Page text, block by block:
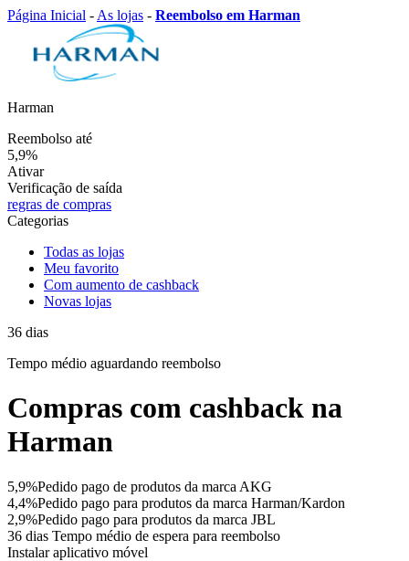
Página Inicial - As lojas - Reembolso em Harman
Harman
Reembolso até
5,9%
Ativar
Verificação de saída
regras de compras
Categorias
Todas as lojas
Meu favorito
Com aumento de cashback
Novas lojas
36 dias
Tempo médio aguardando reembolso
Compras com cashback na
Harman
5,9%Pedido pago de produtos da marca AKG
4,4%Pedido pago para produtos da marca Harman/Kardon
2,9%Pedido pago para produtos da marca JBL
36 dias Tempo médio de espera para reembolso
Instalar aplicativo móvel